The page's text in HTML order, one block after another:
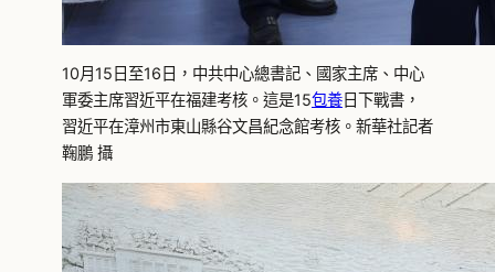
10月15日至16日，中共中心總書記、國家主席、中心
軍委主席習近平在福建考核。這是15包養日下戰書，
習近平在漳州市東山縣谷文昌紀念館考核。新華社記者
鞠鵬 攝